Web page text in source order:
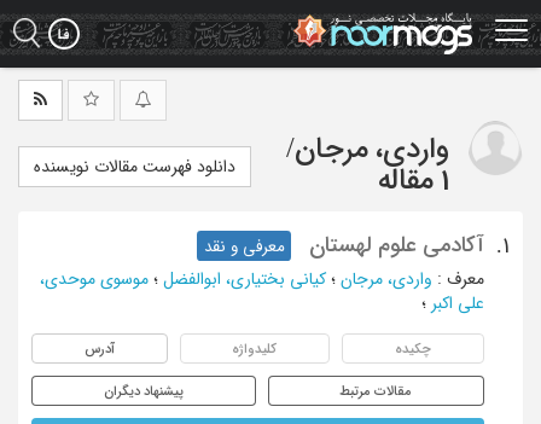
Skip
to
main
واردی، مرجان/
1 مقاله
دانلود فهرست مقالات نویسنده
1. آکادمی علوم لهستان
معرفی و نقد
معرف : واردی، مرجان ؛ کیانی بختیاری، ابوالفضل ؛ موسوی موحدی،
علی اکبر ؛
چکیده کلیدواژه آدرس
مقالات مرتبط پیشنهاد دیگران